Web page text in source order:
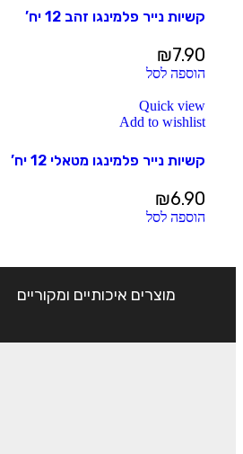
קשיות נייר פלמינגו זהב 12 יח’
₪7.90
הוספה לסל
Quick view
Add to wishlist
קשיות נייר פלמינגו מטאלי 12 יח’
₪6.90
הוספה לסל
מוצרים איכותיים ומקוריים